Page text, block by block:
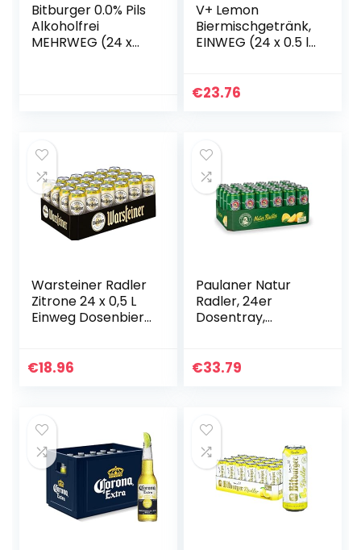
Bitburger 0.0% Pils
Alkoholfrei
MEHRWEG (24 x
V+ Lemon
Biermischgetränk,
EINWEG (24 x 0.5 l
€23.76
Warsteiner Radler
Zitrone 24 x 0,5 L
Einweg Dosenbier,
€18.96
Paulaner Natur
Radler, 24er
Dosentray,
€33.79